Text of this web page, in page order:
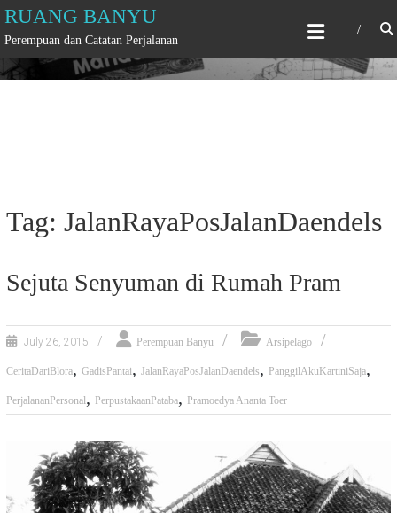
Skip
to
content
RUANG BANYU
Perempuan dan Catatan Perjalanan
Tag: JalanRayaPosJalanDaendels
Sejuta Senyuman di Rumah Pram
July 26, 2015 Perempuan Banyu Arsipelago
CeritaDariBlora, GadisPantai, JalanRayaPosJalanDaendels, PanggilAkuKartiniSaja,
PerjalananPersonal, PerpustakaanPataba, Pramoedya Ananta Toer